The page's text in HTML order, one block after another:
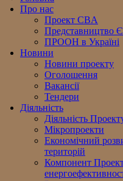
Про нас
Проект CBA
Представництво
ПРООН в Україні
Новини
Новини проекту
Оголошення
Вакансії
Тендери
Діяльність
Діяльність
Мікропроекти
Економічний
територій
Компонент